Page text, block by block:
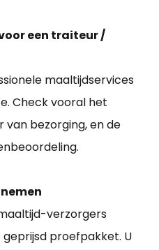
een traiteur /
maaltijdservices
Check vooral het
van bezorging, en de
verzorgers
proefpakket. U